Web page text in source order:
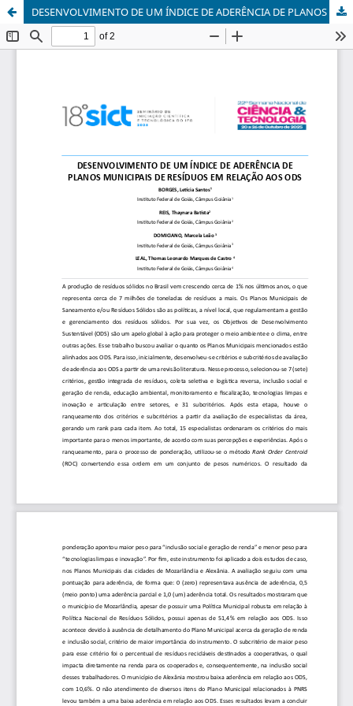
DESENVOLVIMENTO DE UM ÍNDICE DE ADERÊNCIA DE PLANOS MUNICIPAIS DE RESÍDUOS EM RELAÇÃO AOS ODS